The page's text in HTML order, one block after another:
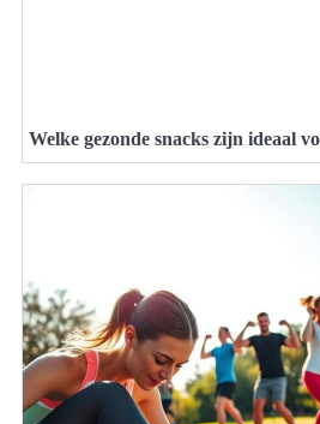
Welke gezonde snacks zijn ideaal